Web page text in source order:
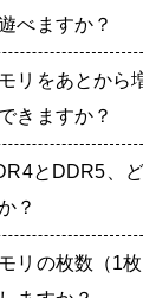
べますか？
リをあとから
きますか？
とDDR5、
？
リの枚数（1